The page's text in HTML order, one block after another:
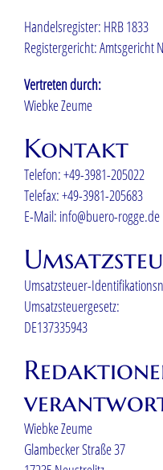
Handelsregister: HRB 1833
Registergericht: Amtsgericht
Vertreten durch:
Wiebke Zeume
Kontakt
Telefon: +49-3981-205022
Telefax: +49-3981-205683
E-Mail: info@buero-rogge.de
Umsatzsteuer-
Umsatzsteuergesetz:
DE137335943
Wiebke Zeume
Glambecker Straße 37